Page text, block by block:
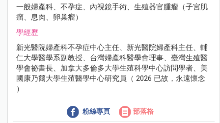
一般婦產科、不孕症、內視鏡手術、生殖器官腫瘤（子宮肌
瘤、息肉、卵巢瘤）
學經歷
新光醫院婦產科不孕症中心主任、新光醫院婦產科主任、輔
仁大學醫學系副教授、台灣婦產科醫學會理事、臺灣生殖醫
學會祕書長、加拿大多倫多大學生殖科學中心訪問學者、美
國康乃爾大學生殖醫學中心研究員（ 2026 已故，永遠懷念
）
粉絲專頁 部落格